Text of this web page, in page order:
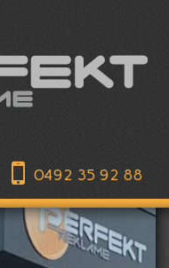
0492 35 92 88